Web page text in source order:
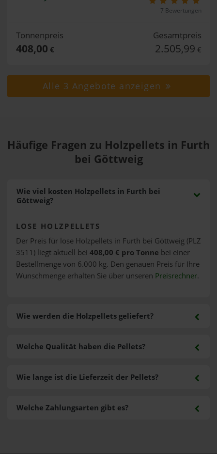
7 Bewertungen
Tonnenpreis
408,00 €
Gesamtpreis
2.505,99 €
Alle 3 Angebote anzeigen
Häufige Fragen zu Holzpellets in Furth
bei Göttweig
Wie viel kosten Holzpellets in Furth bei
Göttweig?
LOSE HOLZPELLETS
Der Preis für lose Holzpellets in Furth bei Göttweig (PLZ
3511) liegt aktuell bei 408,00 € pro Tonne bei einer
Bestellmenge von 6.000 kg. Den genauen Preis für Ihre
Wunschmenge erhalten Sie über unseren Preisrechner.
Wie werden die Holzpellets geliefert?
Welche Zahlungsarten gibt es?
Welche Qualität haben die Pellets?
Wie lange ist die Lieferzeit der Pellets?